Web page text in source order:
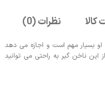
نظرات (0)
بسیار مهم است و اجازه می دهد
این ناخن گیر به راحتی می توانید